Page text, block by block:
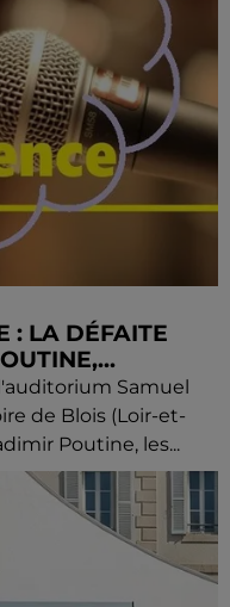
: LA DÉFAITE
Samuel
de Blois (Loir-et-
Poutine, les...